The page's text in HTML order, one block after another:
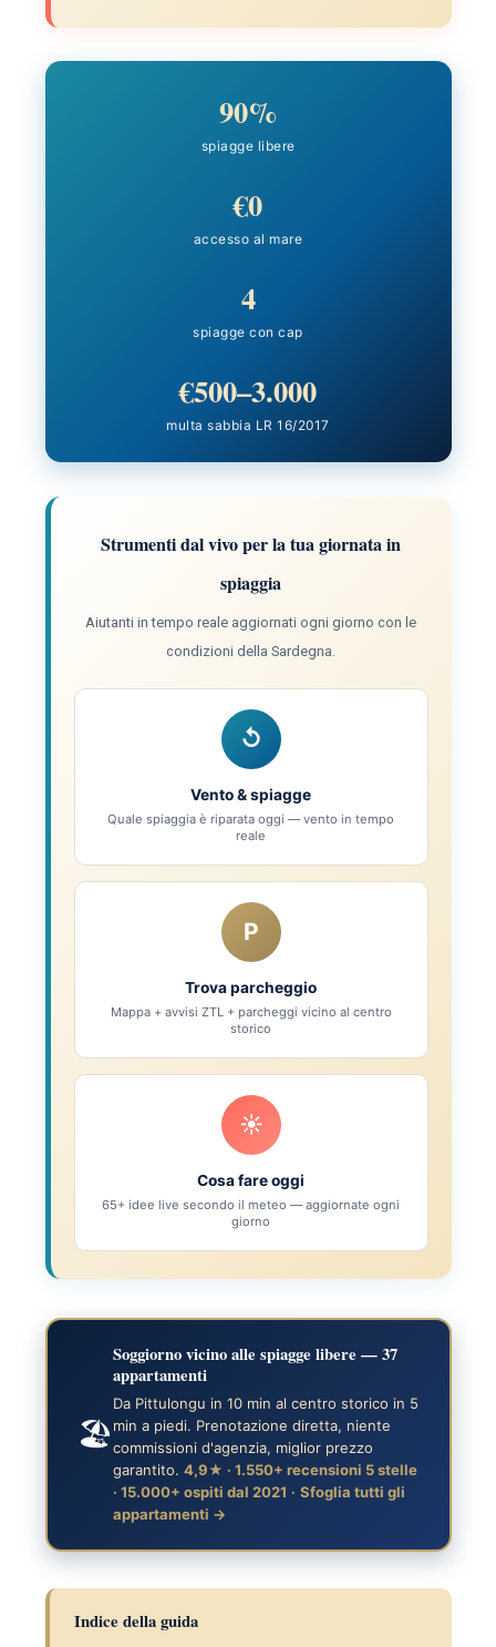
90%
spiagge libere
€0
accesso al mare
4
spiagge con cap
€500–3.000
multa sabbia LR 16/2017
Strumenti dal vivo per la tua giornata in
spiaggia
Aiutanti in tempo reale aggiornati ogni giorno con le
condizioni della Sardegna.
↺
Vento & spiagge
Quale spiaggia è riparata oggi — vento in tempo
reale
P
Trova parcheggio
Mappa + avvisi ZTL + parcheggi vicino al centro
storico
☀
Cosa fare oggi
65+ idee live secondo il meteo — aggiornate ogni
giorno
🏖️
Soggiorno vicino alle spiagge libere — 37
appartamenti
Da Pittulongu in 10 min al centro storico in 5
min a piedi. Prenotazione diretta, niente
commissioni d'agenzia, miglior prezzo
garantito. 4,9★ · 1.550+ recensioni 5 stelle
· 15.000+ ospiti dal 2021 · Sfoglia tutti gli
appartamenti →
Indice della guida